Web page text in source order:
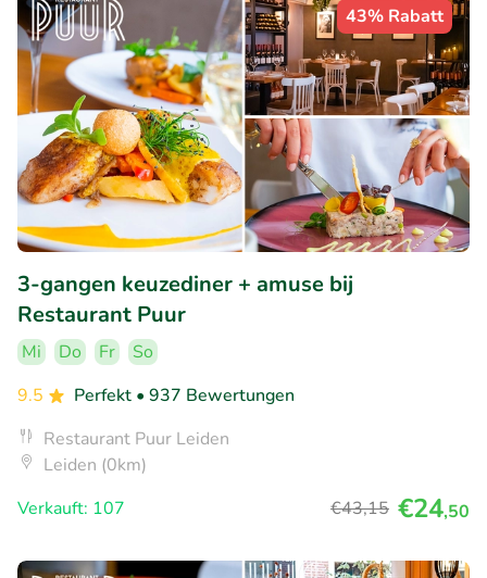
43% Rabatt
3-gangen keuzediner + amuse bij
Restaurant Puur
Mi Do Fr
So
9.5
Perfekt • 937 Bewertungen
Restaurant Puur Leiden
Leiden (0km)
Verkauft: 107
€43,15 €24,50